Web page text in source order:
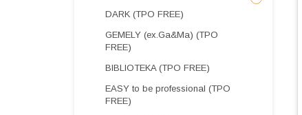
DARK (TPO FREE)
GEMELY (ex.Ga&Ma) (TPO
FREE)
BIBLIOTEKA (TPO FREE)
EASY to be professional (TPO
FREE)